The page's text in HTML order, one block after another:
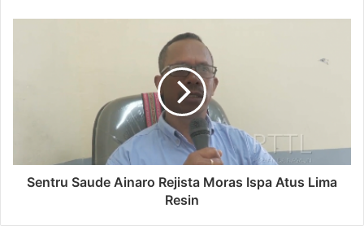
Sentru Saude Ainaro Rejista Moras Ispa Atus Lima
Resin